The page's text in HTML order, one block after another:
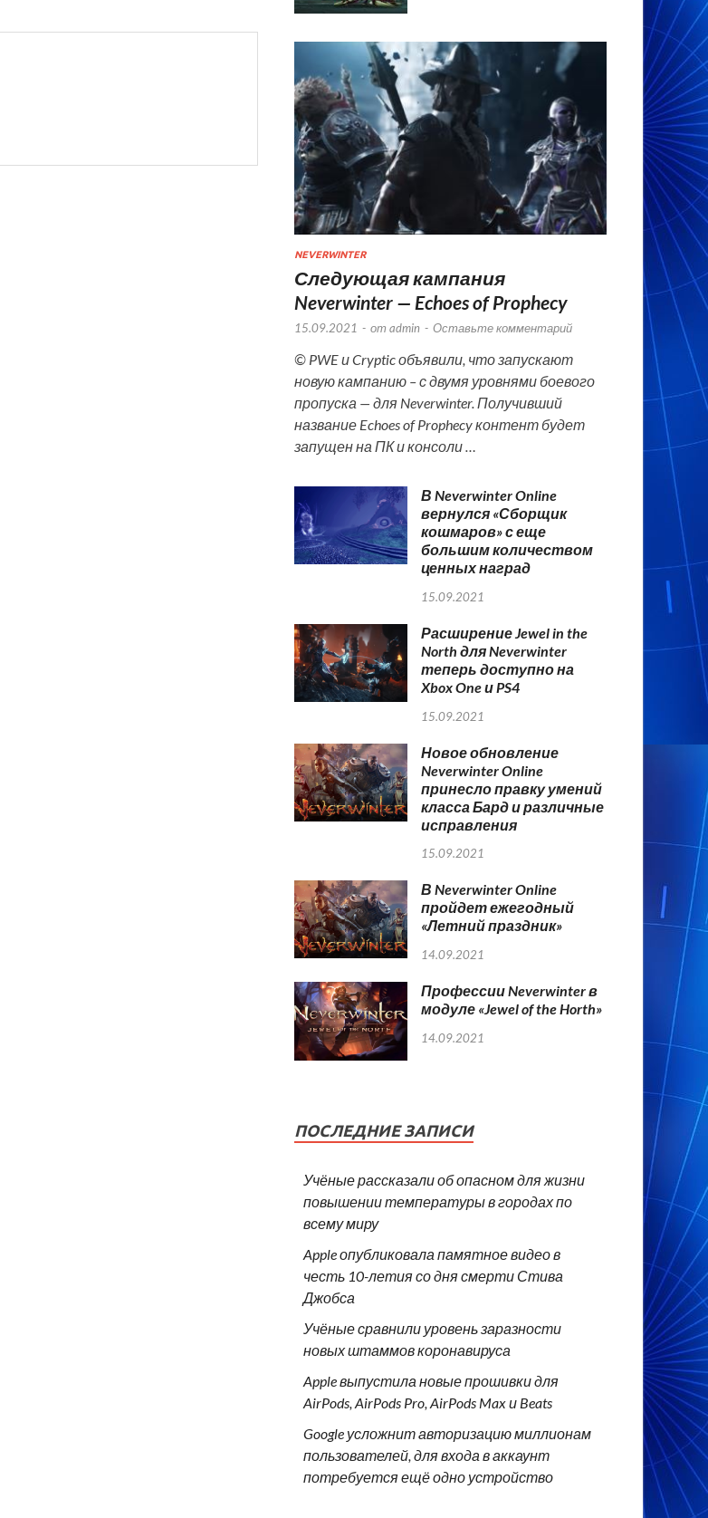
NEVERWINTER
Следующая кампания
Neverwinter — Echoes of Prophecy
15.09.2021 - отadmin - Оставьте комментарий
© PWE и Cryptic объявили, что запускают
новую кампанию – с двумя уровнями боевого
пропуска — для Neverwinter. Получивший
название Echoes of Prophecy контент будет
запущен на ПК и консоли …
В Neverwinter Online
вернулся «Сборщик
кошмаров» с еще
большим количеством
ценных наград
15.09.2021
Расширение Jewel in the
North для Neverwinter
теперь доступно на
Xbox One и PS4
15.09.2021
Новое обновление
Neverwinter Online
принесло правку умений
класса Бард и различные
исправления
15.09.2021
В Neverwinter Online
пройдет ежегодный
«Летний праздник»
14.09.2021
Профессии Neverwinter в
модуле «Jewel of the Horth»
14.09.2021
ПОСЛЕДНИЕ ЗАПИСИ
Учёные рассказали об опасном для жизни
повышении температуры в городах по
всему миру
Apple опубликовала памятное видео в
честь 10-летия со дня смерти Стива
Джобса
Учёные сравнили уровень заразности
новых штаммов коронавируса
Apple выпустила новые прошивки для
AirPods, AirPods Pro, AirPods Max и Beats
Google усложнит авторизацию миллионам
пользователей, для входа в аккаунт
потребуется ещё одно устройство